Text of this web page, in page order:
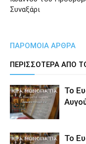
Συναξάρι
ΠΑΡΟΜΟΙΑ ΑΡΘΡΑ
ΠΕΡΙΣΣΟΤΕΡΑ ΑΠΟ
Το
Το